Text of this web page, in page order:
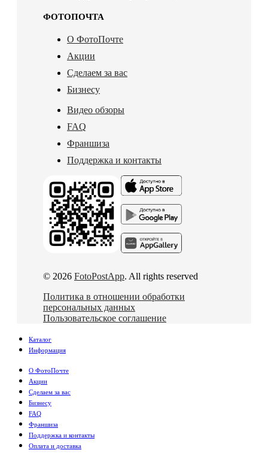
ФОТОПОЧТА
О ФотоПочте
Акции
Сделаем за вас
Бизнесу
Видео обзоры
FAQ
Франшиза
Поддержка и контакты
© 2026 FotoPostApp. All rights reserved
Политика в отношении обработки
персональных данных
Пользовательское соглашение
Каталог
Информация
О ФотоПочте
Акции
Сделаем за вас
Бизнесу
FAQ
Франшиза
Поддержка и контакты
Оплата и доставка